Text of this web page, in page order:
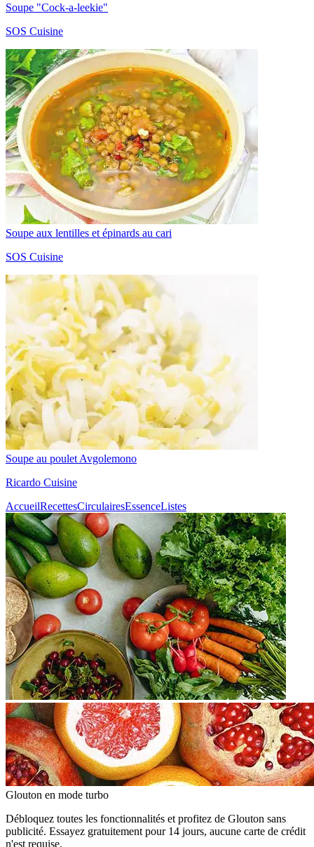
Soupe "Cock-a-leekie"
SOS Cuisine
Soupe aux lentilles et épinards au cari
SOS Cuisine
Soupe au poulet Avgolemono
Ricardo Cuisine
AccueilRecettesCirculairesEssenceListes
Glouton en mode turbo
Débloquez toutes les fonctionnalités et profitez de Glouton sans
publicité. Essayez gratuitement pour 14 jours, aucune carte de crédit
n'est requise.